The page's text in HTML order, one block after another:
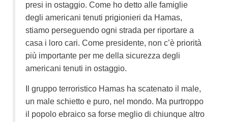
presi in ostaggio. Come ho detto alle famiglie
degli americani tenuti prigionieri da Hamas,
stiamo perseguendo ogni strada per riportare a
casa i loro cari. Come presidente, non c’è priorità
più importante per me della sicurezza degli
americani tenuti in ostaggio.
Il gruppo terroristico Hamas ha scatenato il male,
un male schietto e puro, nel mondo. Ma purtroppo
il popolo ebraico sa forse meglio di chiunque altro